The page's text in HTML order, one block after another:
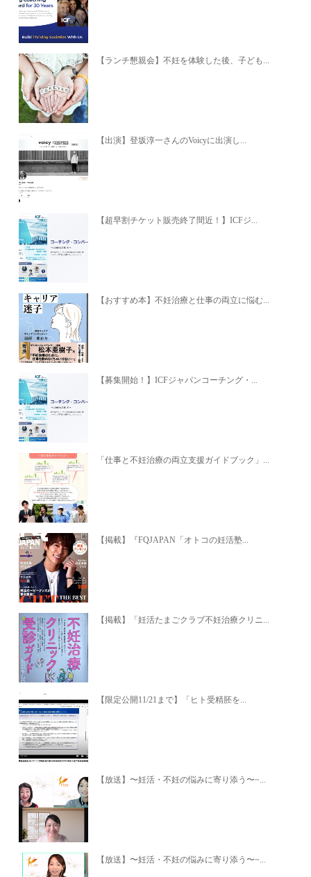
【ランチ懇親会】不妊を体験した後、子ども...
【出演】登坂淳一さんのVoicyに出演し...
【超早割チケット販売終了間近！】ICFジ...
【おすすめ本】不妊治療と仕事の両立に悩む...
【募集開始！】ICFジャパンコーチング・...
「仕事と不妊治療の両立支援ガイドブック」...
【掲載】『FQJAPAN「オトコの妊活塾...
【掲載】「妊活たまごクラブ不妊治療クリニ...
【限定公開11/21まで】「ヒト受精胚を...
【放送】〜妊活・不妊の悩みに寄り添う〜~...
【放送】〜妊活・不妊の悩みに寄り添う〜~...